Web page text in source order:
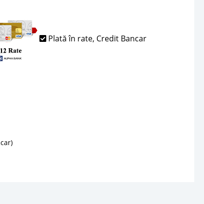
Plată în rate, Credit Bancar